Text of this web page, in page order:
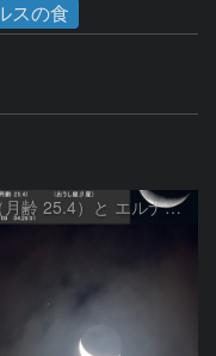
スの食
月（月齢 25.4）と エルナト（おうし座β星）